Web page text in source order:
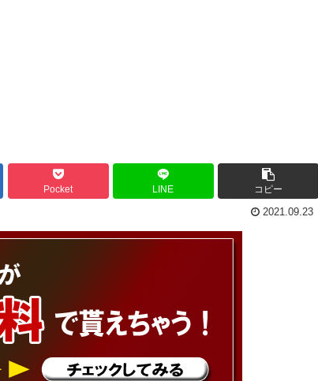
Pocket LINE コピー
2021.09.23